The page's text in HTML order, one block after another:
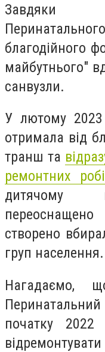
Завдяки
благодійного
майбутнього"
санвузли.
У лютому
отримала від
транш та
ремонтних
дитячому
створено
груп населення.
Нагадаємо,
початку